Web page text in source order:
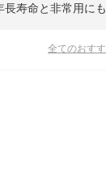
寿命と非常用に
全てのおす